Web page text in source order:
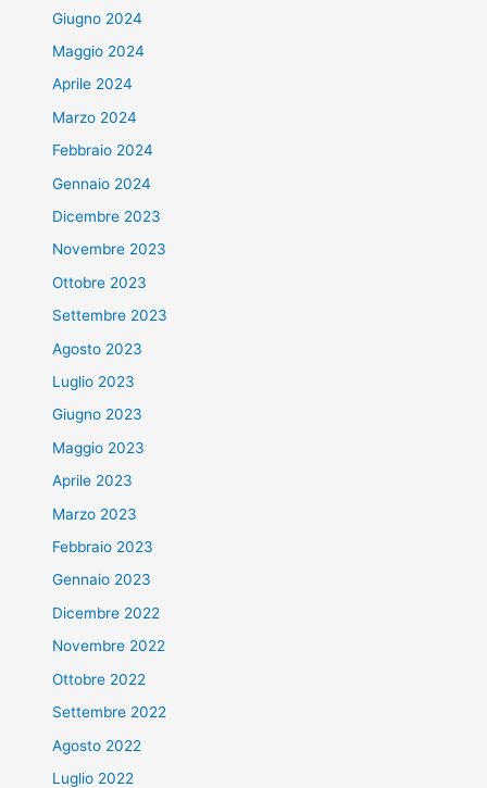
Giugno 2024
Maggio 2024
Aprile 2024
Marzo 2024
Febbraio 2024
Gennaio 2024
Dicembre 2023
Novembre 2023
Ottobre 2023
Settembre 2023
Agosto 2023
Luglio 2023
Giugno 2023
Maggio 2023
Aprile 2023
Marzo 2023
Febbraio 2023
Gennaio 2023
Dicembre 2022
Novembre 2022
Ottobre 2022
Settembre 2022
Agosto 2022
Luglio 2022